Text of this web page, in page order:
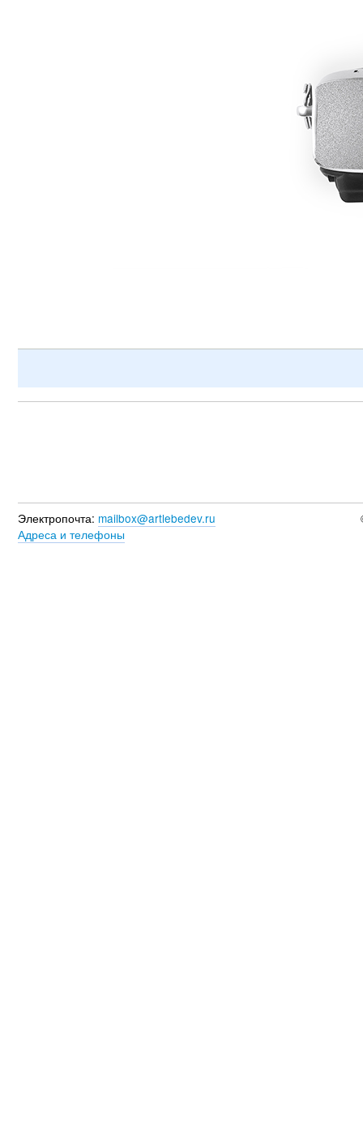
Электропочта: mailbox@artlebedev.ru
Адреса и телефоны